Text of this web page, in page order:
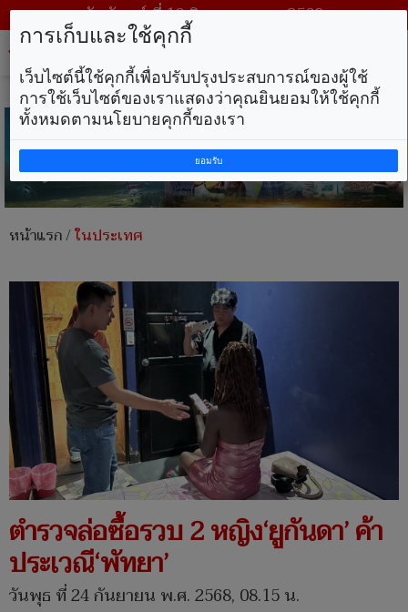
วันจันทร์ ที่ 10 สิงหาคม พ.ศ. 2569
หน้าแรก/ในประเทศ
ตำรวจล่อซื้อรวบ 2 หญิง‘ยูกันดา’ ค้า
ประเวณี‘พัทยา’
วันพุธ ที่ 24 กันยายน พ.ศ. 2568, 08.15 น.
การเก็บและใช้คุกกี้
เว็บไซต์นี้ใช้คุกกี้เพื่อปรับปรุงประสบการณ์ของผู้ใช้
การใช้เว็บไซต์ของเราแสดงว่าคุณยินยอมให้ใช้คุกกี้
ทั้งหมดตามนโยบายคุกกี้ของเรา
ยอมรับ